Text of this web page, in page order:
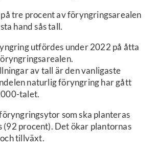
tre procent av föryngringsarealen
hand sås tall.
utfördes under 2022 på åtta
av tall är den vanligaste
naturlig föryngring har gått
talet.
som ska planteras
(92 procent). Det ökar plantornas
tillväxt.